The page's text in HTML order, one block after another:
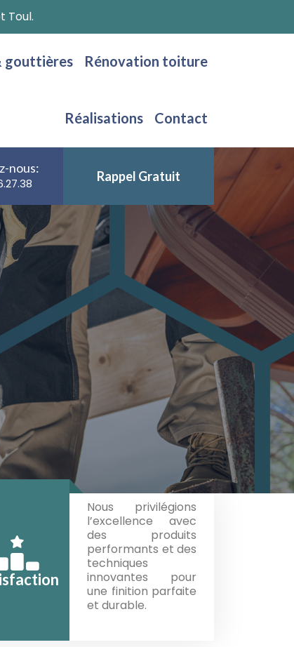
Toul.
gouttières Rénovation toiture
Réalisations Contact
nous:
Rappel Gratuit
Nous privilégions
l’excellence avec
des produits
performants et des
techniques
innovantes pour
une finition parfaite
et durable.